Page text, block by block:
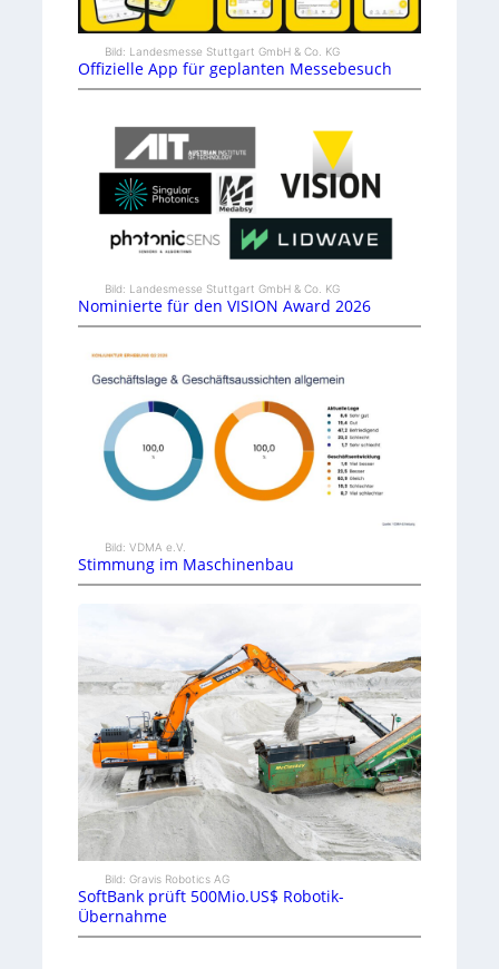
Bild: Landesmesse Stuttgart GmbH & Co. KG
Offizielle App für geplanten Messebesuch
Bild: Landesmesse Stuttgart GmbH & Co. KG
Nominierte für den VISION Award 2026
Bild: VDMA e.V.
Stimmung im Maschinenbau
Bild: Gravis Robotics AG
SoftBank prüft 500Mio.US$ Robotik-
Übernahme